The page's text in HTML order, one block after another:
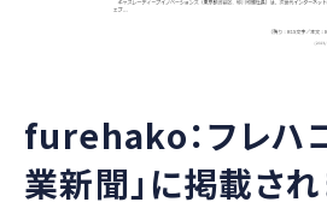
furehako：フレハ
業新聞」に掲載さ